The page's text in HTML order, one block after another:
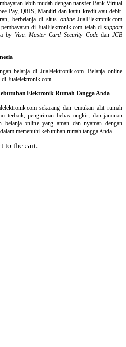
lebih mudah dengan transfer Bank Virtual
Pay, QRIS, Mandiri dan kartu kredit atau debit.
berbelanja di situs onlineJualElektronik.com
di JualElektronik.com telah di-support
by Visa, Master Card Security Codedan JCB
belanja di Jualelektronik.com. Belanja online
di Jualelektronik.com.
Elektronik Rumah Tangga Anda
sekarang dan temukan alat rumah
terbaik, pengiriman bebas ongkir, dan jaminan
belanja online yang aman dan nyaman dengan
memenuhi kebutuhan rumah tangga Anda.
to the cart: